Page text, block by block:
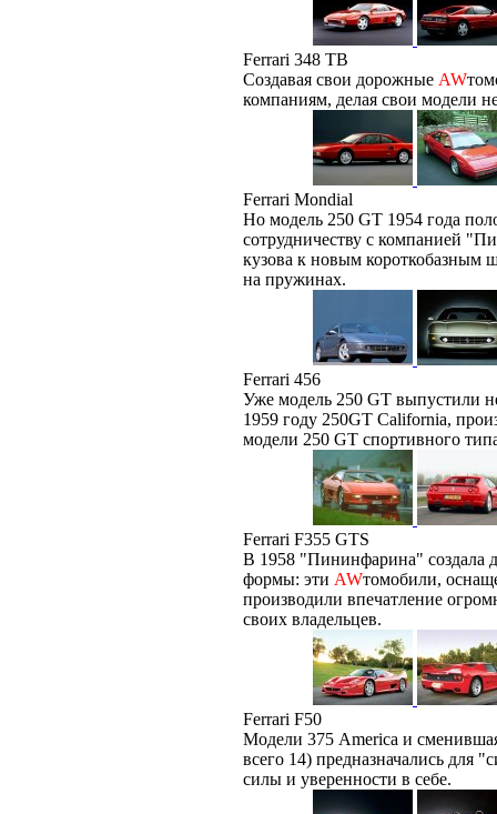
Ferrari 348 TB
Создавая свои дорожные AW
компаниям, делая свои модели
Ferrari Mondial
Но модель 250 GT 1954 года
сотрудничеству с компанией
кузова к новым короткобазным
на пружинах.
Ferrari 456
Уже модель 250 GT выпустили
1959 году 250GT California,
модели 250 GT спортивного
Ferrari F355 GTS
В 1958 "Пининфарина" создала
формы: эти AWтомобили,
производили впечатление
своих владельцев.
Ferrari F50
Модели 375 America и
всего 14) предназначались для
силы и уверенности в себе.